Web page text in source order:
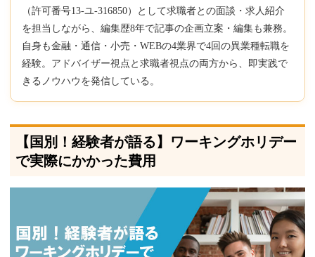
（許可番号13-ユ-316850）として求職者との面談・求人紹介
を担当しながら、編集歴8年で記事の企画立案・編集も兼務。
自身も金融・通信・小売・WEBの4業界で4回の異業種転職を
経験。アドバイザー視点と求職者視点の両方から、即実践で
きるノウハウを発信している。
【国別！経験者が語る】ワーキングホリデー
で実際にかかった費用